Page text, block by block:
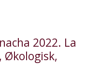
2022. La
Økologisk,